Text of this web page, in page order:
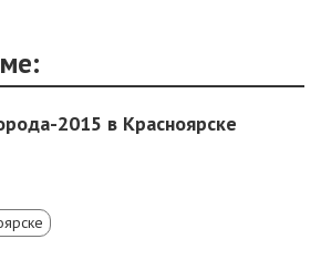
2015 в Красноярске